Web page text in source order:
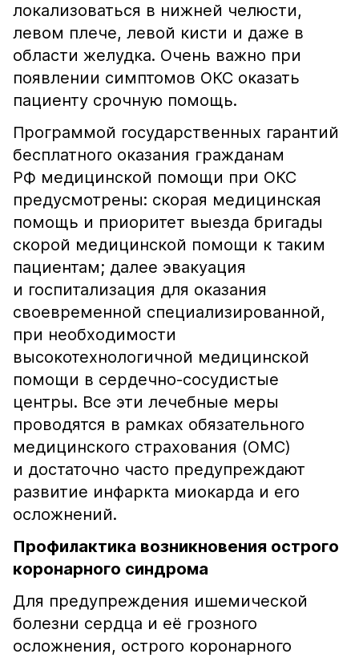
локализоваться в нижней челюсти,
левом плече, левой кисти и даже в
области желудка. Очень важно при
появлении симптомов ОКС оказать
пациенту срочную помощь.
Программой государственных гарантий
бесплатного оказания гражданам
РФ медицинской помощи при ОКС
предусмотрены: скорая медицинская
помощь и приоритет выезда бригады
скорой медицинской помощи к таким
пациентам; далее эвакуация
и госпитализация для оказания
своевременной специализированной,
при необходимости
высокотехнологичной медицинской
помощи в сердечно-сосудистые
центры. Все эти лечебные меры
проводятся в рамках обязательного
медицинского страхования (ОМС)
и достаточно часто предупреждают
развитие инфаркта миокарда и его
осложнений.
Профилактика возникновения острого
коронарного синдрома
Для предупреждения ишемической
болезни сердца и её грозного
осложнения, острого коронарного